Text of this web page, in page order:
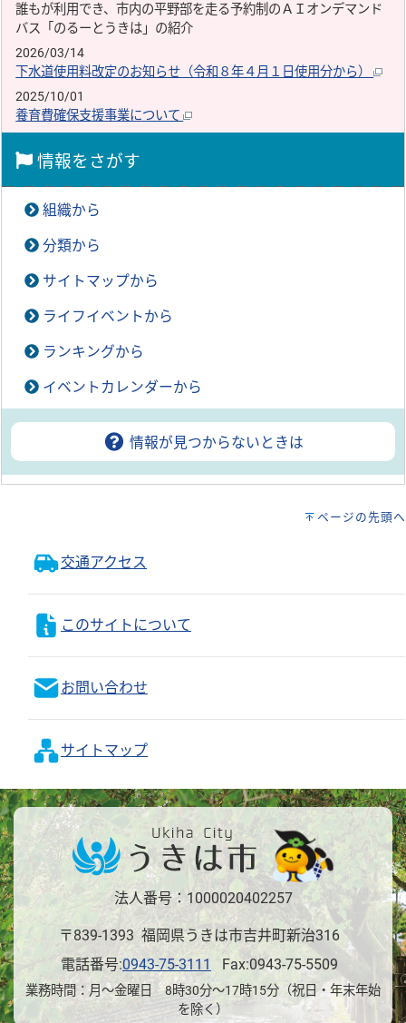
誰もが利用でき、市内の平野部を走る予約制のＡＩオンデマンド
バス「のるーとうきは」の紹介
2026/03/14
下水道使用料改定のお知らせ（令和８年４月１日使用分から）
2025/10/01
養育費確保支援事業について
情報をさがす
組織から
分類から
サイトマップから
ライフイベントから
ランキングから
イベントカレンダーから
情報が見つからないときは
ページの先頭へ
交通アクセス
このサイトについて
お問い合わせ
サイトマップ
法人番号：1000020402257
〒839-1393 福岡県うきは市吉井町新治316
電話番号:0943-75-3111 Fax:0943-75-5509
業務時間：月～金曜日 8時30分～17時15分（祝日・年末年始
を除く）